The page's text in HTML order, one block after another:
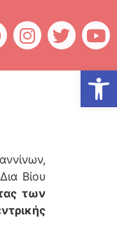
Βίου
των